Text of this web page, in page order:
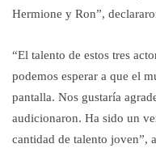
Hermione y Ron”,
“El talento de estos tres
podemos esperar a que el
pantalla. Nos gustaría
audicionaron. Ha sido un
cantidad de talento joven”,